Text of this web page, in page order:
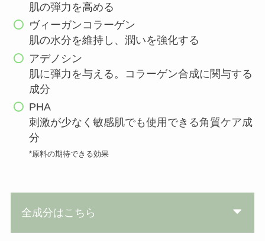
肌の弾力を高める
ヴィーガンコラーゲン
肌の水分を維持し、潤いを強化する
アデノシン
肌に弾力を与える。コラーゲン合成に関与する
成分
PHA
刺激が少なく敏感肌でも使用できる角質ケア成
分
*原料の期待できる効果
全成分はこちら